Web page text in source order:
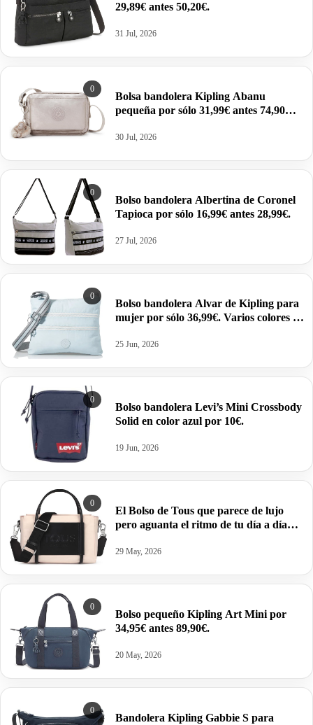
29,89€ antes 50,20€.
31 Jul, 2026
0
Bolsa bandolera Kipling Abanu
pequeña por sólo 31,99€ antes 74,90
30 Jul, 2026
0
Bolso bandolera Albertina de Coronel
Tapioca por sólo 16,99€ antes 28,99€.
27 Jul, 2026
0
Bolso bandolera Alvar de Kipling para
mujer por sólo 36,99€. Varios colores en
25 Jun, 2026
0
Bolso bandolera Levi’s Mini Crossbody
Solid en color azul por 10€.
19 Jun, 2026
0
El Bolso de Tous que parece de lujo
pero aguanta el ritmo de tu día a día
29 May, 2026
0
Bolso pequeño Kipling Art Mini por
34,95€ antes 89,90€.
20 May, 2026
0
Bandolera Kipling Gabbie S para